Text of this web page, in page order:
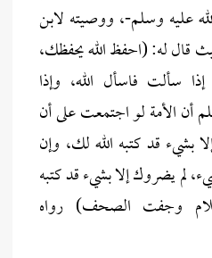
عليه وسلم-، ووصيته لابن
قال له: (احفظ الله يحفظك،
سألت فاسأل الله، وإذا
أن الأمة لو اجتمعت على أن
بشيء قد كتبه الله لك، وإن
لم يضروك إلا بشيء قد كتبه
وجفت الصحف) رواه